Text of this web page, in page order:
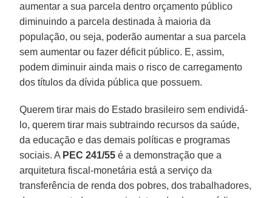
aumentar a sua parcela dentro orçamento público
diminuindo a parcela destinada à maioria da
população, ou seja, poderão aumentar a sua parcela
sem aumentar ou fazer déficit público. E, assim,
podem diminuir ainda mais o risco de carregamento
dos títulos da dívida pública que possuem.
Querem tirar mais do Estado brasileiro sem endividá-
lo, querem tirar mais subtraindo recursos da saúde,
da educação e das demais políticas e programas
sociais. A PEC 241/55 é a demonstração que a
arquitetura fiscal-monetária está a serviço da
transferência de renda dos pobres, dos trabalhadores,